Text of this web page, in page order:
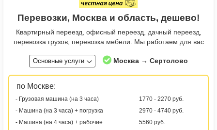
Перевозки, Москва и область, дешево!
Квартирный переезд, офисный переезд, дачный переезд,
перевозка грузов, перевозка мебели. Мы работаем для вас
Основные услуги Москва → Сертолово
по Москве:
- Грузовая машина (на 3 часа)
1770 - 2270 руб.
- Машина (на 3 часа) + погрузка
2970 - 4740 руб.
- Машина (на 4 часа) + рабочие
5560 руб.